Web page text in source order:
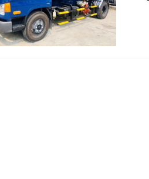
Hút hầm cầu tỉnh Quảng Bình
Bảng báo giá dịch vụ thông tắc